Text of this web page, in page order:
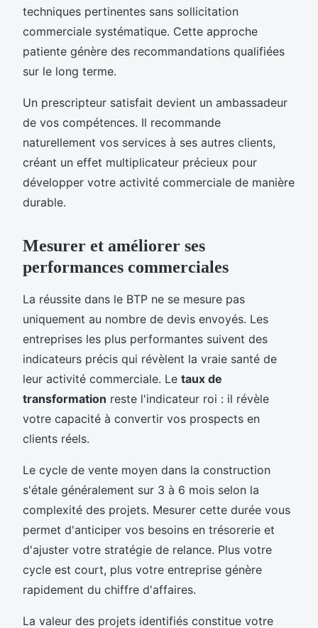
techniques pertinentes sans sollicitation
commerciale systématique. Cette approche
patiente génère des recommandations qualifiées
sur le long terme.
Un prescripteur satisfait devient un ambassadeur
de vos compétences. Il recommande
naturellement vos services à ses autres clients,
créant un effet multiplicateur précieux pour
développer votre activité commerciale de manière
durable.
Mesurer et améliorer ses
performances commerciales
La réussite dans le BTP ne se mesure pas
uniquement au nombre de devis envoyés. Les
entreprises les plus performantes suivent des
indicateurs précis qui révèlent la vraie santé de
leur activité commerciale. Le taux de
transformation reste l'indicateur roi : il révèle
votre capacité à convertir vos prospects en
clients réels.
Le cycle de vente moyen dans la construction
s'étale généralement sur 3 à 6 mois selon la
complexité des projets. Mesurer cette durée vous
permet d'anticiper vos besoins en trésorerie et
d'ajuster votre stratégie de relance. Plus votre
cycle est court, plus votre entreprise génère
rapidement du chiffre d'affaires.
La valeur des projets identifiés constitue votre